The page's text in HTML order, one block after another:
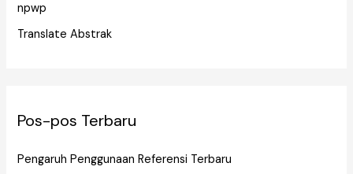
npwp
Translate Abstrak
Pos-pos Terbaru
Pengaruh Penggunaan Referensi Terbaru